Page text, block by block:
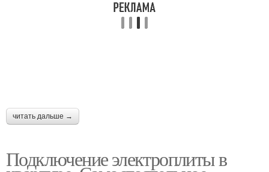
читать дальше →
Подключение электроплиты в